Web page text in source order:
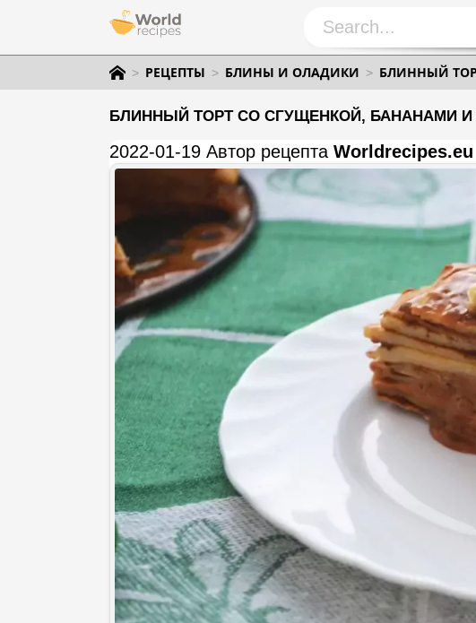
РЕЦЕПТЫ БЛИНЫ И ОЛАДИКИ БЛИННЫЙ
БЛИННЫЙ ТОРТ СО СГУЩЕНКОЙ, БАНАНАМИ
2022-01-19 Автор рецепта Worldrecipes.eu